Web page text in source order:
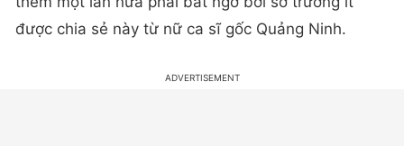
được chia sẻ này từ nữ ca sĩ gốc Quảng Ninh.